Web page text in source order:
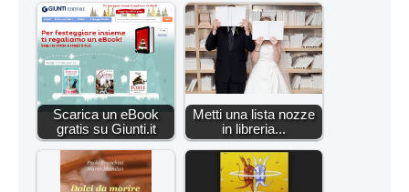
Scarica un eBook
gratis su Giunti.it
Metti una lista nozze
in libreria...